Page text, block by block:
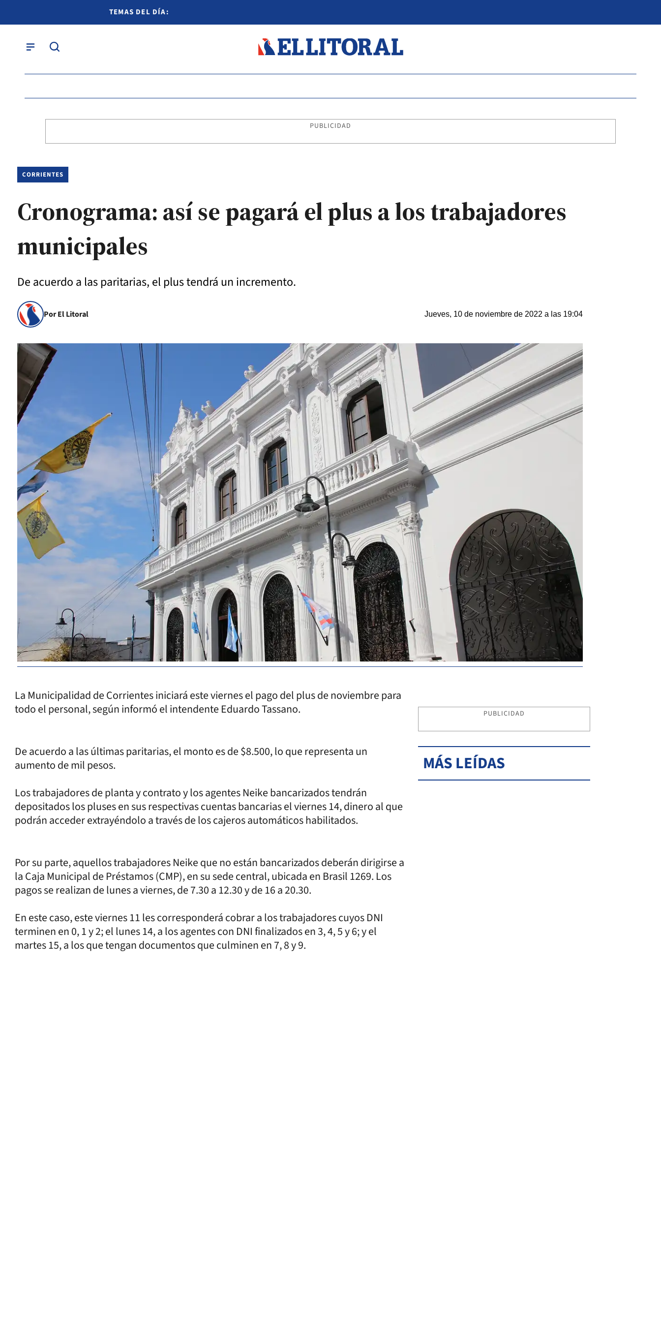
TEMAS DEL DÍA:
PUBLICIDAD
CORRIENTES
Cronograma: así se pagará el plus a los trabajadores
municipales
De acuerdo a las paritarias, el plus tendrá un incremento.
Por El Litoral Jueves, 10 de noviembre de 2022 a las 19:04
La Municipalidad de Corrientes iniciará este viernes el pago del plus de noviembre para
todo el personal, según informó el intendente Eduardo Tassano.
De acuerdo a las últimas paritarias, el monto es de $8.500, lo que representa un
aumento de mil pesos.
Los trabajadores de planta y contrato y los agentes Neike bancarizados tendrán
depositados los pluses en sus respectivas cuentas bancarias el viernes 14, dinero al que
podrán acceder extrayéndolo a través de los cajeros automáticos habilitados.
Por su parte, aquellos trabajadores Neike que no están bancarizados deberán dirigirse a
la Caja Municipal de Préstamos (CMP), en su sede central, ubicada en Brasil 1269. Los
pagos se realizan de lunes a viernes, de 7.30 a 12.30 y de 16 a 20.30.
En este caso, este viernes 11 les corresponderá cobrar a los trabajadores cuyos DNI
terminen en 0, 1 y 2; el lunes 14, a los agentes con DNI finalizados en 3, 4, 5 y 6; y el
martes 15, a los que tengan documentos que culminen en 7, 8 y 9.
PUBLICIDAD
MÁS LEÍDAS